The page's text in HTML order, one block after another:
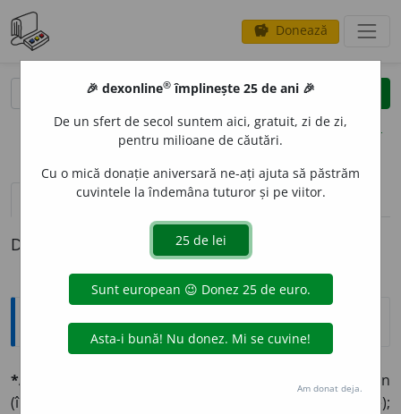
savings Donează
clear
opțiuni
definiții (1) pronunțievolume_up (19)
Definiția cu ID-ul 1329543:
Explicative DEX
*AB
1 Superiorul unei abații, stareț, egumen
(în Franța, Italia) (
2 Om al bisericii (în genere);
🎉 dexonline® împlinește 25 de ani 🎉
De un sfert de secol suntem aici, gratuit, zi de zi,
pentru milioane de căutări.
Cu o mică donație aniversară ne-ați ajuta să păstrăm
cuvintele la îndemâna tuturor și pe viitor.
Am donat deja.